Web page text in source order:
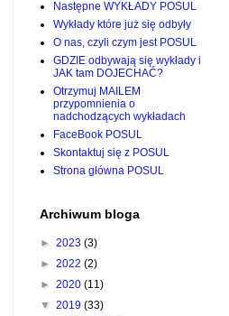
Następne WYKŁADY POSUL
Wykłady które już się odbyły
O nas, czyli czym jest POSUL
GDZIE odbywają się wykłady i
JAK tam DOJECHAĆ?
Otrzymuj MAILEM
przypomnienia o
nadchodzących wykładach
FaceBook POSUL
Skontaktuj się z POSUL
Strona główna POSUL
Archiwum bloga
► 2023 (3)
► 2022 (2)
► 2020 (11)
▼ 2019 (33)